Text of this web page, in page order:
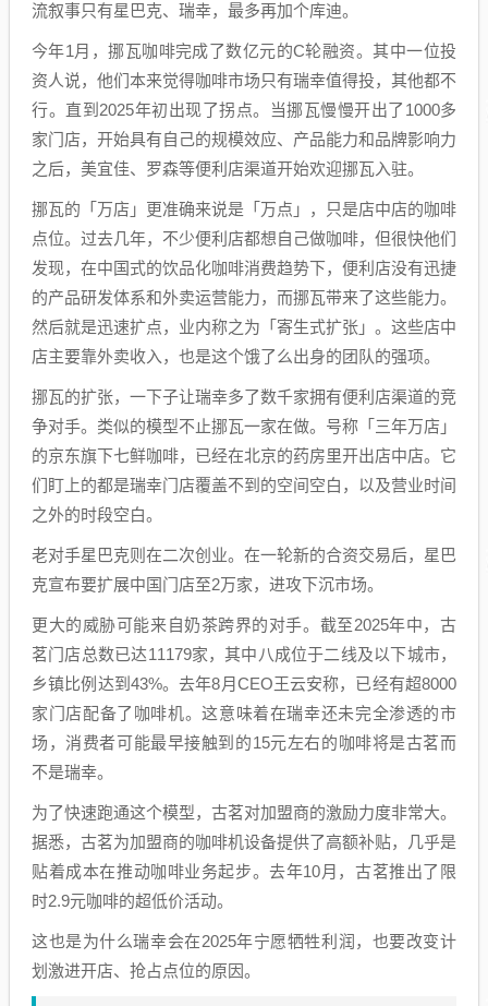
流叙事只有星巴克、瑞幸，最多再加个库迪。
今年1月，挪瓦咖啡完成了数亿元的C轮融资。其中一位投
资人说，他们本来觉得咖啡市场只有瑞幸值得投，其他都不
行。直到2025年初出现了拐点。当挪瓦慢慢开出了1000多
家门店，开始具有自己的规模效应、产品能力和品牌影响力
之后，美宜佳、罗森等便利店渠道开始欢迎挪瓦入驻。
挪瓦的「万店」更准确来说是「万点」，只是店中店的咖啡
点位。过去几年，不少便利店都想自己做咖啡，但很快他们
发现，在中国式的饮品化咖啡消费趋势下，便利店没有迅捷
的产品研发体系和外卖运营能力，而挪瓦带来了这些能力。
然后就是迅速扩点，业内称之为「寄生式扩张」。这些店中
店主要靠外卖收入，也是这个饿了么出身的团队的强项。
挪瓦的扩张，一下子让瑞幸多了数千家拥有便利店渠道的竞
争对手。类似的模型不止挪瓦一家在做。号称「三年万店」
的京东旗下七鲜咖啡，已经在北京的药房里开出店中店。它
们盯上的都是瑞幸门店覆盖不到的空间空白，以及营业时间
之外的时段空白。
老对手星巴克则在二次创业。在一轮新的合资交易后，星巴
克宣布要扩展中国门店至2万家，进攻下沉市场。
更大的威胁可能来自奶茶跨界的对手。截至2025年中，古
茗门店总数已达11179家，其中八成位于二线及以下城市，
乡镇比例达到43%。去年8月CEO王云安称，已经有超8000
家门店配备了咖啡机。这意味着在瑞幸还未完全渗透的市
场，消费者可能最早接触到的15元左右的咖啡将是古茗而
不是瑞幸。
为了快速跑通这个模型，古茗对加盟商的激励力度非常大。
据悉，古茗为加盟商的咖啡机设备提供了高额补贴，几乎是
贴着成本在推动咖啡业务起步。去年10月，古茗推出了限
时2.9元咖啡的超低价活动。
这也是为什么瑞幸会在2025年宁愿牺牲利润，也要改变计
划激进开店、抢占点位的原因。